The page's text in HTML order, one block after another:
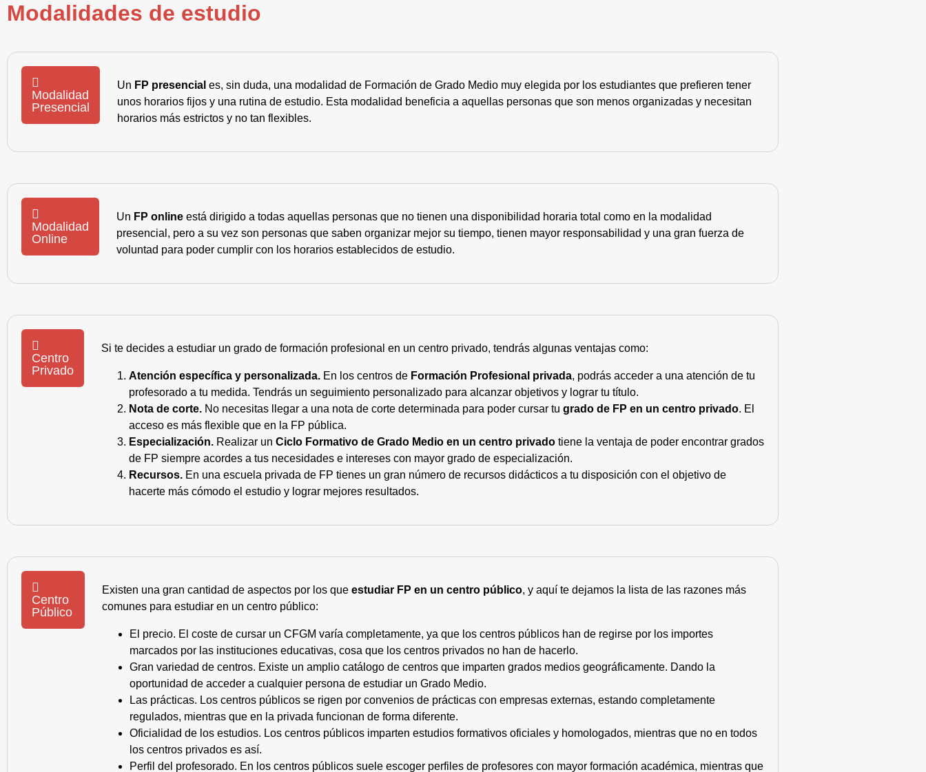
Modalidades de estudio
Modalidad
Presencial
Un FP presencial es, sin duda, una modalidad de Formación de Grado Medio muy elegida por los estudiantes que prefieren tener
unos horarios fijos y una rutina de estudio. Esta modalidad beneficia a aquellas personas que son menos organizadas y necesitan
horarios más estrictos y no tan flexibles.
Modalidad
Online
Un FP online está dirigido a todas aquellas personas que no tienen una disponibilidad horaria total como en la modalidad
presencial, pero a su vez son personas que saben organizar mejor su tiempo, tienen mayor responsabilidad y una gran fuerza de
voluntad para poder cumplir con los horarios establecidos de estudio.
Centro
Privado
Si te decides a estudiar un grado de formación profesional en un centro privado, tendrás algunas ventajas como:
Atención específica y personalizada. En los centros de Formación Profesional privada, podrás acceder a una atención de tu
profesorado a tu medida. Tendrás un seguimiento personalizado para alcanzar objetivos y lograr tu título.
Nota de corte. No necesitas llegar a una nota de corte determinada para poder cursar tu grado de FP en un centro privado. El
acceso es más flexible que en la FP pública.
Especialización. Realizar un Ciclo Formativo de Grado Medio en un centro privado tiene la ventaja de poder encontrar grados
de FP siempre acordes a tus necesidades e intereses con mayor grado de especialización.
Recursos. En una escuela privada de FP tienes un gran número de recursos didácticos a tu disposición con el objetivo de
hacerte más cómodo el estudio y lograr mejores resultados.
Centro
Público
Existen una gran cantidad de aspectos por los queestudiar FP en un centro público, y aquí te dejamos la lista de las razones más
comunes para estudiar en un centro público:
El precio. El coste de cursar un CFGM varía completamente, ya que los centros públicos han de regirse por los importes
marcados por las instituciones educativas, cosa que los centros privados no han de hacerlo.
Gran variedad de centros. Existe un amplio catálogo de centros que imparten grados medios geográficamente. Dando la
oportunidad de acceder a cualquier persona de estudiar un Grado Medio.
Las prácticas. Los centros públicos se rigen por convenios de prácticas con empresas externas, estando completamente
regulados, mientras que en la privada funcionan de forma diferente.
Oficialidad de los estudios. Los centros públicos imparten estudios formativos oficiales y homologados, mientras que no en todos
los centros privados es así.
Perfil del profesorado. En los centros públicos suele escoger perfiles de profesores con mayor formación académica, mientras que